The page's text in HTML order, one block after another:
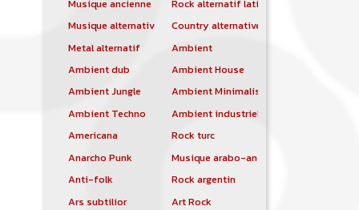
Musique ancienne
Rock alternatif latino
Musique alternative
Country alternative
Metal alternatif
Ambient
Ambient dub
Ambient House
Ambient Jungle
Ambient Minimalist
Ambient Techno
Ambient industriel
Americana
Rock turc
Anarcho Punk
Musique arabo-andalouse
Anti-folk
Rock argentin
Ars subtilior
Art Rock